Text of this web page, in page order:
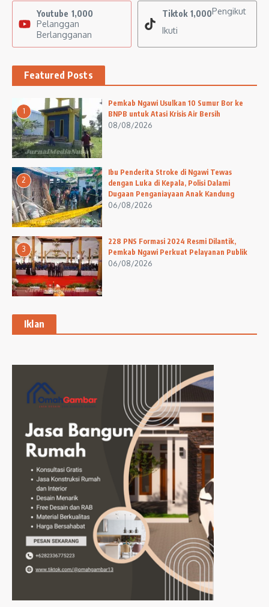
Youtube 1,000
Pelanggan
Berlangganan
Tiktok 1,000Pengikut
Ikuti
Featured Posts
1
Pemkab Ngawi Usulkan 10 Sumur Bor ke
BNPB untuk Atasi Krisis Air Bersih
08/08/2026
2
Ibu Penderita Stroke di Ngawi Tewas
dengan Luka di Kepala, Polisi Dalami
Dugaan Penganiayaan Anak Kandung
06/08/2026
3
228 PNS Formasi 2024 Resmi Dilantik,
Pemkab Ngawi Perkuat Pelayanan Publik
06/08/2026
Iklan